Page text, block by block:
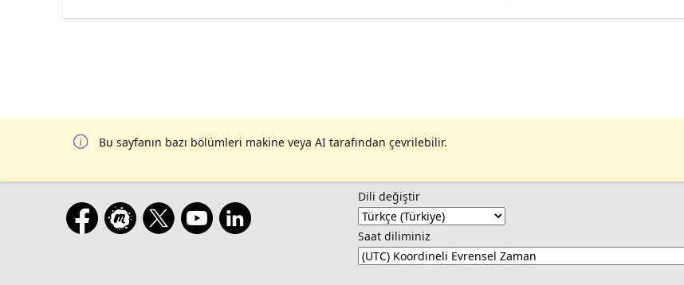
Bu sayfanın bazı bölümleri makine veya AI tarafından çevrilebilir.
Dili değiştir
Saat diliminiz